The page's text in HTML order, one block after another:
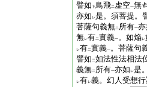
譬如下鳥飛二 虚空一無
亦如 レ是。須菩提。
菩薩句義無二 所有一
無レ有二實義一。如焔レ
レ有二實義一。菩薩句
譬如 二如法性法相法
義無二 所有一亦如 レ是
レ有レ義。幻人受想